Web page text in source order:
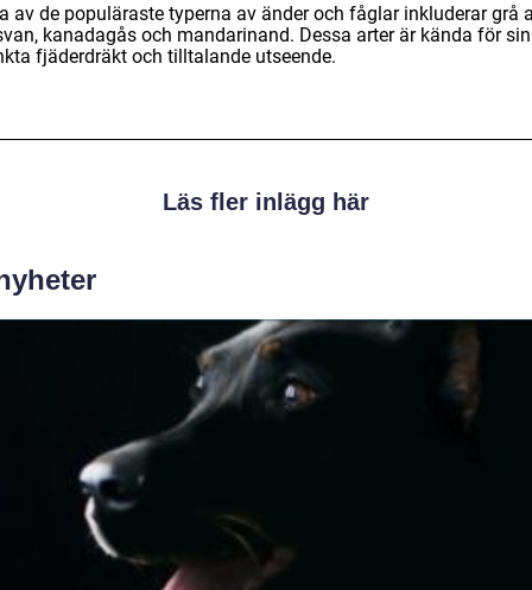
av de populäraste typerna av änder och fåglar inkluderar grå
kanadagås och mandarinand. Dessa arter är kända för sin
fjäderdräkt och tilltalande utseende.
Läs fler inlägg här